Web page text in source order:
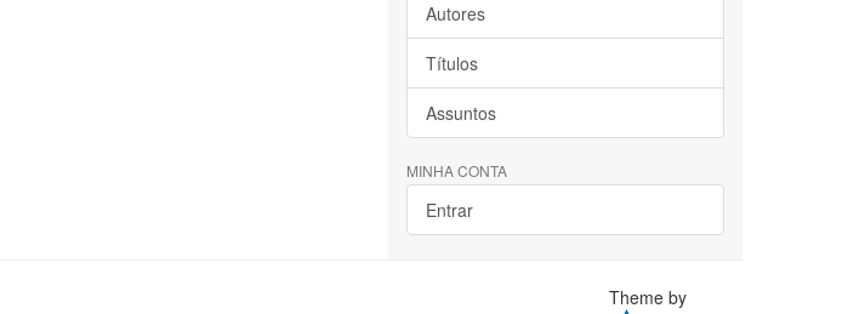
Autores
Títulos
Assuntos
MINHA CONTA
Entrar
Theme by